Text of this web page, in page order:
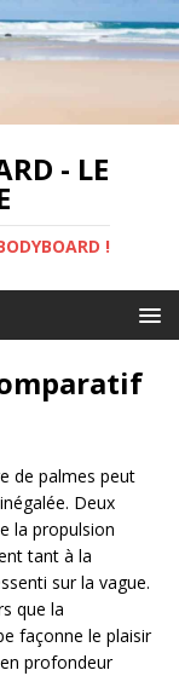
- LE
!
de palmes peut
Deux
la propulsion
tant à la
sur la vague.
que la
façonne le plaisir
profondeur